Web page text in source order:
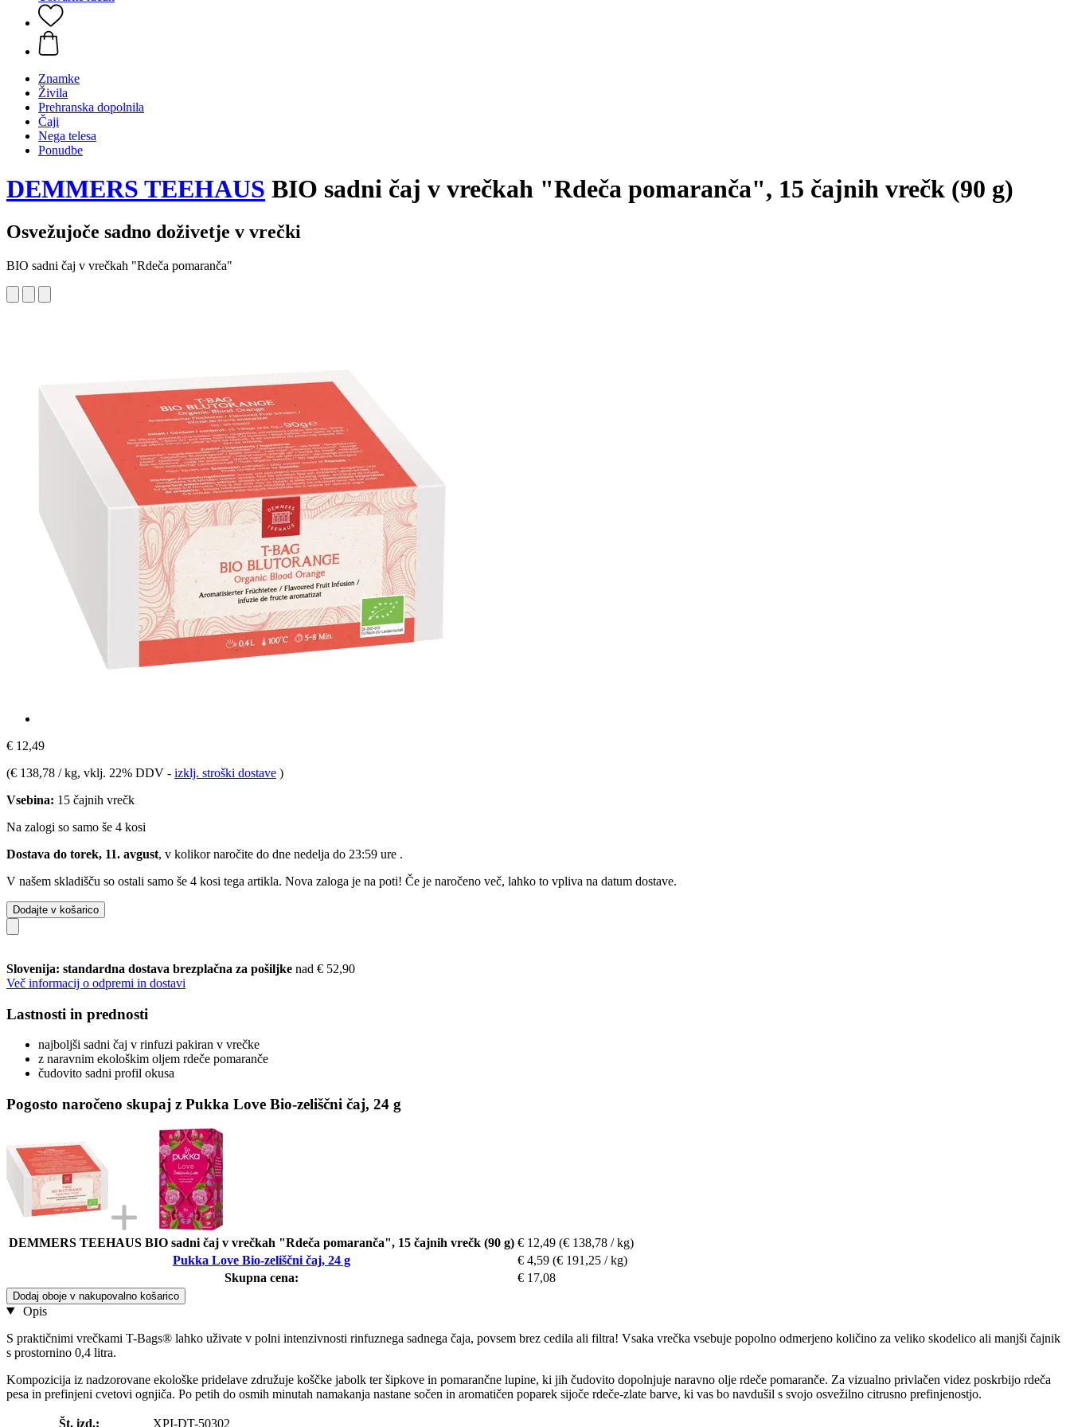
Znamke
Živila
Prehranska dopolnila
Čaji
Nega telesa
Ponudbe
DEMMERS TEEHAUS BIO sadni čaj v vrečkah "Rdeča pomaranča", 15 čajnih vrečk (90 g)
Osvežujoče sadno doživetje v vrečki
BIO sadni čaj v vrečkah "Rdeča pomaranča"
€ 12,49
(€ 138,78 / kg, vklj. 22% DDV - izklj. stroški dostave )
Vsebina: 15 čajnih vrečk
Na zalogi so samo še 4 kosi
Dostava do torek, 11. avgust, v kolikor naročite do dne nedelja do 23:59 ure .
V našem skladišču so ostali samo še 4 kosi tega artikla. Nova zaloga je na poti! Če je naročeno več, lahko to vpliva na datum dostave.
Dodajte v košarico
Slovenija: standardna dostava brezplačna za pošiljke nad € 52,90
Več informacij o odpremi in dostavi
Lastnosti in prednosti
najboljši sadni čaj v rinfuzi pakiran v vrečke
z naravnim ekološkim oljem rdeče pomaranče
čudovito sadni profil okusa
Pogosto naročeno skupaj z Pukka Love Bio-zeliščni čaj, 24 g
DEMMERS TEEHAUS BIO sadni čaj v vrečkah "Rdeča pomaranča", 15 čajnih vrečk (90 g) € 12,49 (€ 138,78 / kg)
Pukka Love Bio-zeliščni čaj, 24 g
€ 4,59 (€ 191,25 / kg)
Skupna cena:
€ 17,08
Dodaj oboje v nakupovalno košarico
Opis
S praktičnimi vrečkami T-Bags® lahko uživate v polni intenzivnosti rinfuznega sadnega čaja, povsem brez cedila ali filtra! Vsaka vrečka vsebuje popolno odmerjeno količino za veliko skodelico ali manjši čajnik
s prostornino 0,4 litra.
Kompozicija iz nadzorovane ekološke pridelave združuje koščke jabolk ter šipkove in pomarančne lupine, ki jih čudovito dopolnjuje naravno olje rdeče pomaranče. Za vizualno privlačen videz poskrbijo rdeča
pesa in prefinjeni cvetovi ognjiča. Po petih do osmih minutah namakanja nastane sočen in aromatičen poparek sijoče rdeče-zlate barve, ki vas bo navdušil s svojo osvežilno citrusno prefinjenostjo.
Št. izd.:
XPI-DT-50302